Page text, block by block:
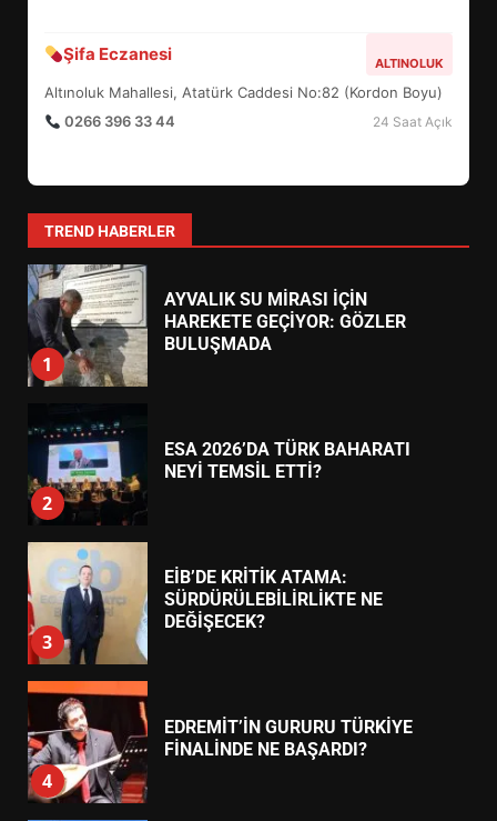
Şifa Eczanesi ALTINOLUK
Altınoluk Mahallesi, Atatürk Caddesi No:82 (Kordon Boyu)
0266 396 33 44
24 Saat Açık
TREND HABERLER
7
YENİ YÖNETİM NASIL
ŞEKİLLENDİ?
1
HAREKETE GEÇİYOR: GÖZLER
2
ESA 2026’DA TÜRK BAHARATI
NEYİ TEMSİL ETTİ?
3
EİB’DE KRİTİK ATAMA:
SÜRDÜRÜLEBİLİRLİKTE NE
DEĞİŞECEK?
4
EDREMİT’İN GURURU TÜRKİYE
FİNALİNDE NE BAŞARDI?
5
BALIKESİR MÜZELERİNDE SÜRE
UZATILDI: NE DEĞİŞTİ?